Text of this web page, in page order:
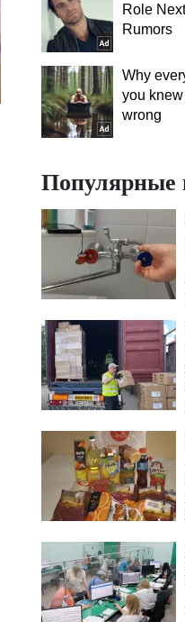
Role
Rumors
Why
you
wrong
Популярные